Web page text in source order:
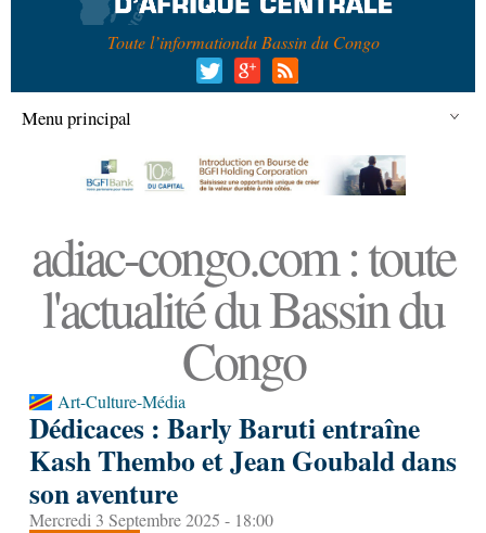
Toute l’informationdu Bassin du Congo
Menu principal
adiac-congo.com : toute
l'actualité du Bassin du
Congo
Art-Culture-Média
Dédicaces : Barly Baruti entraîne
Kash Thembo et Jean Goubald dans
son aventure
Mercredi 3 Septembre 2025 - 18:00